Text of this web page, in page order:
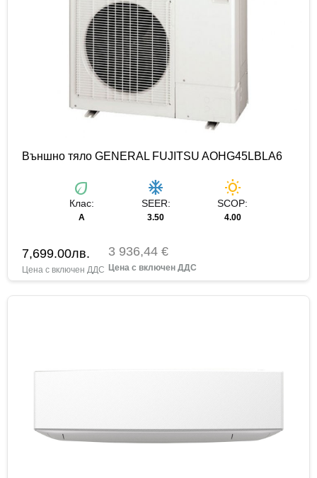
Външно тяло GENERAL FUJITSU AOHG45LBLA6
eco
Клас:
А
ac_unit
SEER:
3.50
wb_sunny
SCOP:
4.00
7,699.00лв. 3 936,44 €